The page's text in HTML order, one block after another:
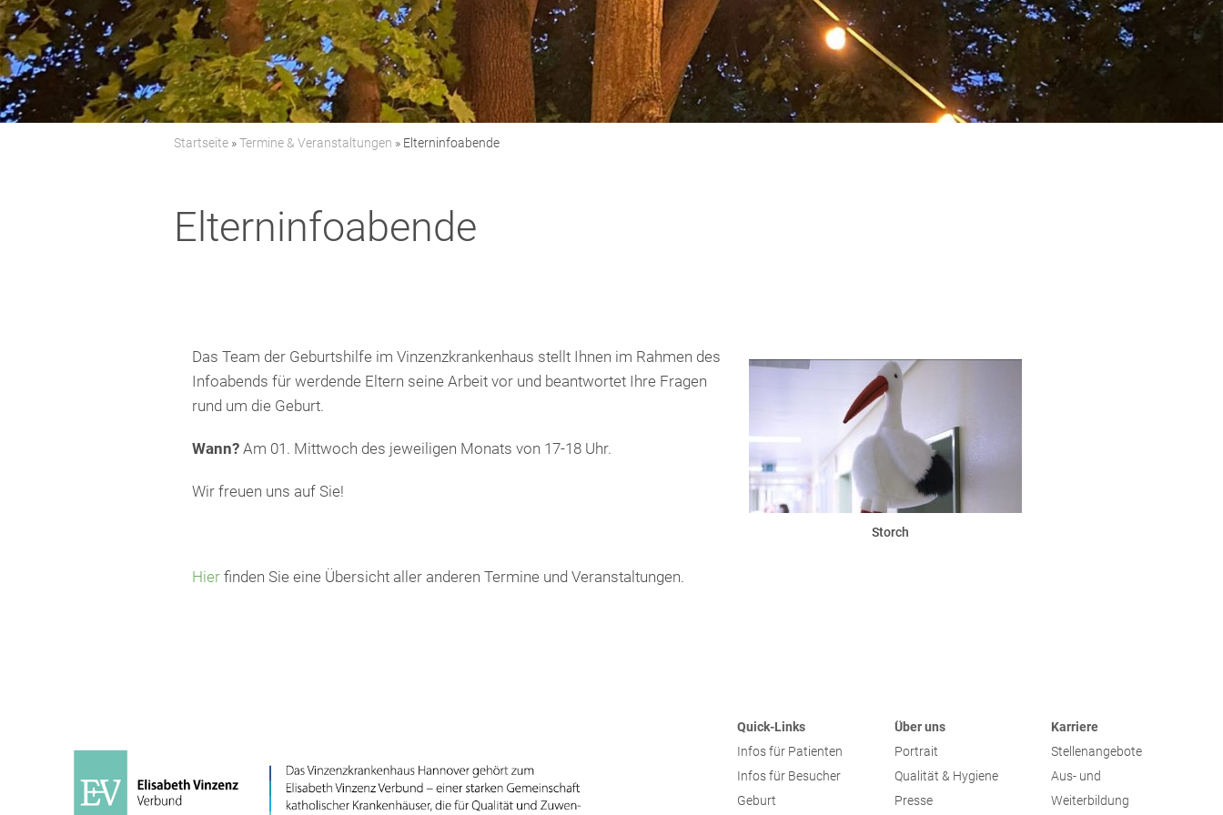
Startseite »Termine & Veranstaltungen » Elterninfoabende
Elterninfoabende
Storch
Das Team der Geburtshilfe im Vinzenzkrankenhaus stellt Ihnen im Rahmen des
Infoabends für werdende Eltern seine Arbeit vor und beantwortet Ihre Fragen
rund um die Geburt.
Wann? Am 01. Mittwoch des jeweiligen Monats von 17-18 Uhr.
Wir freuen uns auf Sie!
Hier finden Sie eine Übersicht aller anderen Termine und Veranstaltungen.
Quick-Links
Infos für Patienten
Infos für Besucher
Geburt
Über uns
Portrait
Qualität & Hygiene
Presse
Karriere
Stellenangebote
Aus- und
Weiterbildung